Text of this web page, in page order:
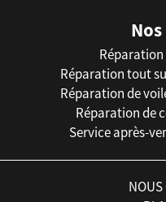
Réparation
Réparation tout
Réparation de
Réparation de
Service après-
NOUS